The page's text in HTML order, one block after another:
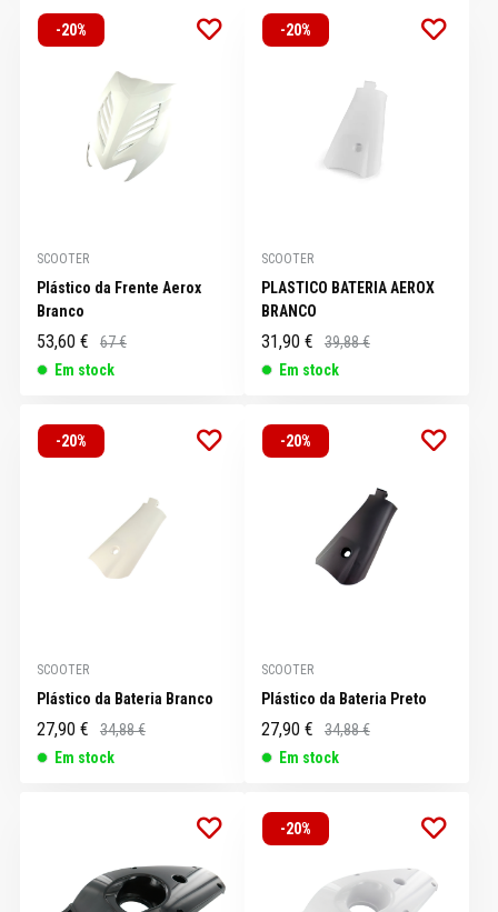
-20%
SCOOTER
Plástico da Frente Aerox
Branco
53,60 €
67 €
Em stock
-20%
SCOOTER
PLASTICO BATERIA AEROX
BRANCO
31,90 €
39,88 €
Em stock
-20%
SCOOTER
Plástico da Bateria Branco
27,90 €
34,88 €
Em stock
-20%
SCOOTER
Plástico da Bateria Preto
27,90 €
34,88 €
Em stock
-20%